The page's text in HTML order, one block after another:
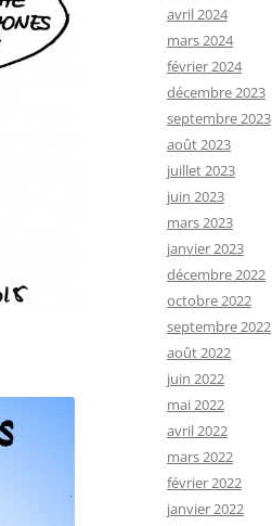
avril 2024
mars 2024
février 2024
décembre 2023
septembre 2023
août 2023
juillet 2023
juin 2023
mars 2023
janvier 2023
décembre 2022
octobre 2022
septembre 2022
août 2022
juin 2022
mai 2022
avril 2022
mars 2022
février 2022
janvier 2022